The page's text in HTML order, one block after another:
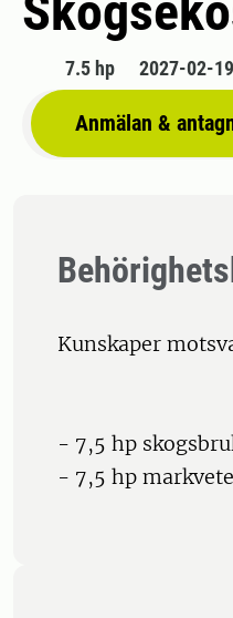
7.5 hp 2027-02-
Anmälan &
Kunskaper
- 7,5 hp
- 7,5 hp